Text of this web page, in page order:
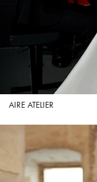
AIRE ATELIER